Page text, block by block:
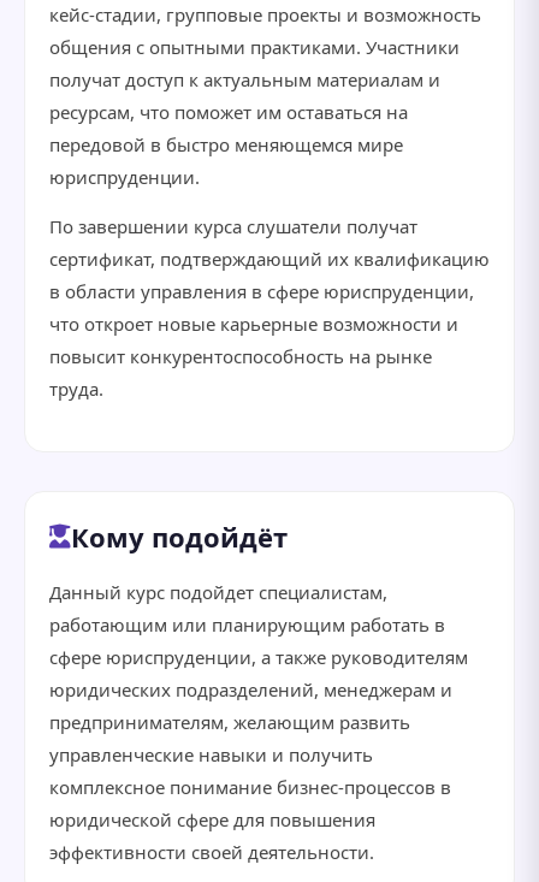
кейс-стадии, групповые проекты и возможность
общения с опытными практиками. Участники
получат доступ к актуальным материалам и
ресурсам, что поможет им оставаться на
передовой в быстро меняющемся мире
юриспруденции.
По завершении курса слушатели получат
сертификат, подтверждающий их квалификацию
в области управления в сфере юриспруденции,
что откроет новые карьерные возможности и
повысит конкурентоспособность на рынке
труда.
Кому подойдёт
Данный курс подойдет специалистам,
работающим или планирующим работать в
сфере юриспруденции, а также руководителям
юридических подразделений, менеджерам и
предпринимателям, желающим развить
управленческие навыки и получить
комплексное понимание бизнес-процессов в
юридической сфере для повышения
эффективности своей деятельности.